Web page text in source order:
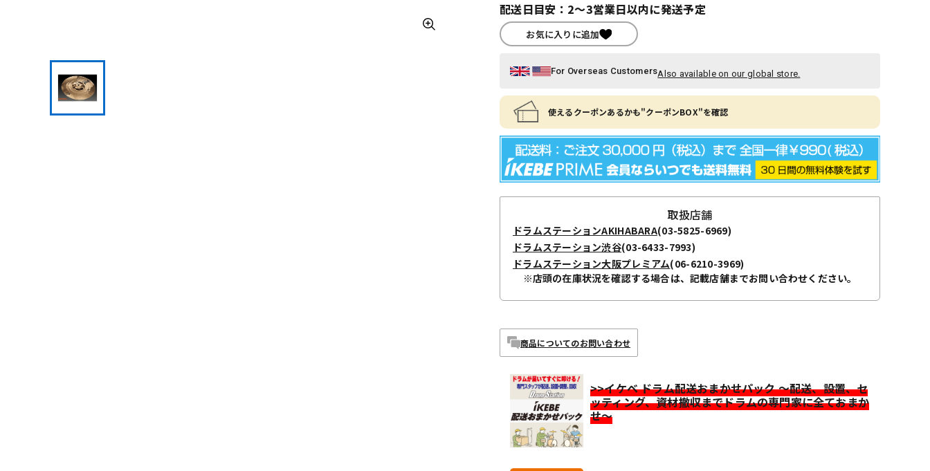
配送日目安：2～3営業日以内に発送予定
お気に入りに追加
For Overseas CustomersAlso available on our global store.
使えるクーポンあるかも"クーポンBOX"を確認
取扱店舗
ドラムステーションAKIHABARA(03-5825-6969)
ドラムステーション渋谷(03-6433-7993)
ドラムステーション大阪プレミアム(06-6210-3969)
※店頭の在庫状況を確認する場合は、記載店舗までお問い合わせください。
商品についてのお問い合わせ
>>イケベ ドラム配送おまかせパック ～配送、設置、セ
ッティング、資材撤収までドラムの専門家に全ておまか
せ～